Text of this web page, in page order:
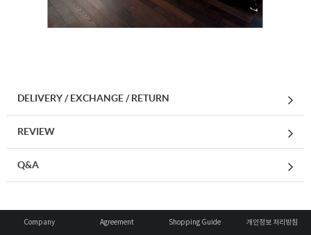
DELIVERY / EXCHANGE / RETURN
REVIEW
Q&A
Company Agreement Shopping Guide 개인정보 처리방침